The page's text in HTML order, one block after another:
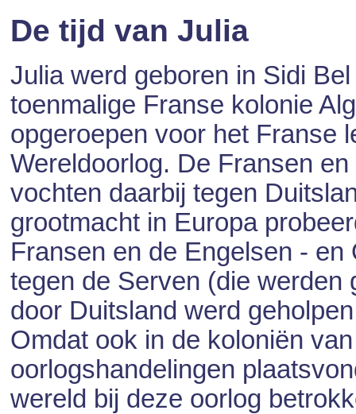
De tijd van Julia
Julia werd geboren in Sidi
toenmalige Franse kolonie
opgeroepen voor het Franse
Wereldoorlog. De Fransen
vochten daarbij tegen
grootmacht in Europa
Fransen en de Engelsen -
tegen de Serven (die
door Duitsland werd
Omdat ook in de koloniën
oorlogshandelingen
wereld bij deze oorlog